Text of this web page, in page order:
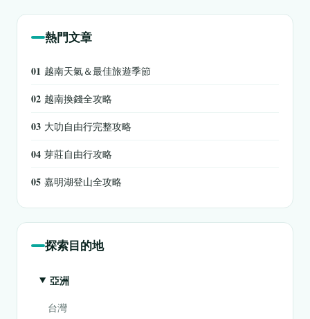
熱門文章
01 越南天氣＆最佳旅遊季節
02 越南換錢全攻略
03 大叻自由行完整攻略
04 芽莊自由行攻略
05 嘉明湖登山全攻略
探索目的地
亞洲
台灣